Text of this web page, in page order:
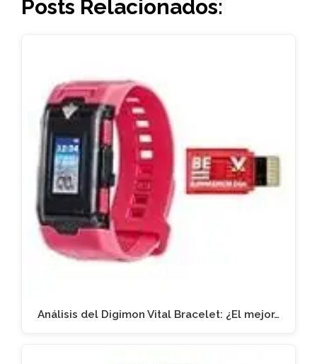
Posts Relacionados:
Análisis del Digimon Vital Bracelet: ¿El mejor…